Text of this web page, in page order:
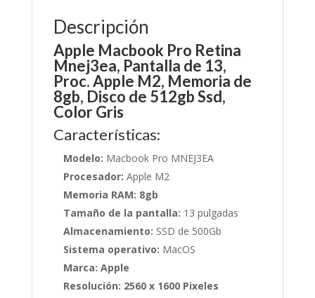
Descripción
Apple Macbook Pro Retina
Mnej3ea, Pantalla de 13,
Proc. Apple M2, Memoria de
8gb, Disco de 512gb Ssd,
Color Gris
Características:
Modelo: Macbook Pro MNEJ3EA
Procesador: Apple M2
Memoria RAM: 8gb
Tamaño de la pantalla: 13 pulgadas
Almacenamiento: SSD de 500Gb
Sistema operativo: MacOS
Marca: Apple
Resolución: 2560 x 1600 Pixeles